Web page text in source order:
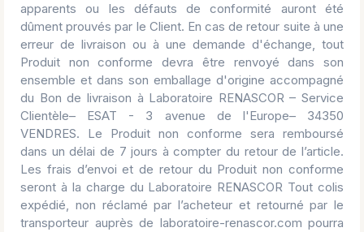
apparents ou les défauts de conformité auront été
dûment prouvés par le Client. En cas de retour suite à une
erreur de livraison ou à une demande d'échange, tout
Produit non conforme devra être renvoyé dans son
ensemble et dans son emballage d'origine accompagné
du Bon de livraison à Laboratoire RENASCOR – Service
Clientèle– ESAT - 3 avenue de l'Europe– 34350
VENDRES. Le Produit non conforme sera remboursé
dans un délai de 7 jours à compter du retour de l’article.
Les frais d’envoi et de retour du Produit non conforme
seront à la charge du Laboratoire RENASCOR Tout colis
expédié, non réclamé par l’acheteur et retourné par le
transporteur auprès de laboratoire-renascor.com pourra